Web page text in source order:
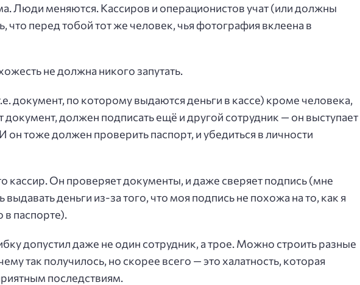
Люди меняются. Кассиров и операционистов учат (или должны
что перед тобой тот же человек, чья фотография вклеена в
не должна никого запутать.
документ, по которому выдаются деньги в кассе) кроме человека,
должен подписать ещё и другой сотрудник — он выступает
он тоже должен проверить паспорт, и убедиться в личности
кассир. Он проверяет документы, и даже сверяет подпись (мне
деньги из-за того, что моя подпись не похожа на то, как я
в паспорте).
допустил даже не один сотрудник, а трое. Можно строить разные
так получилось, но скорее всего — это халатность, которая
последствиям.